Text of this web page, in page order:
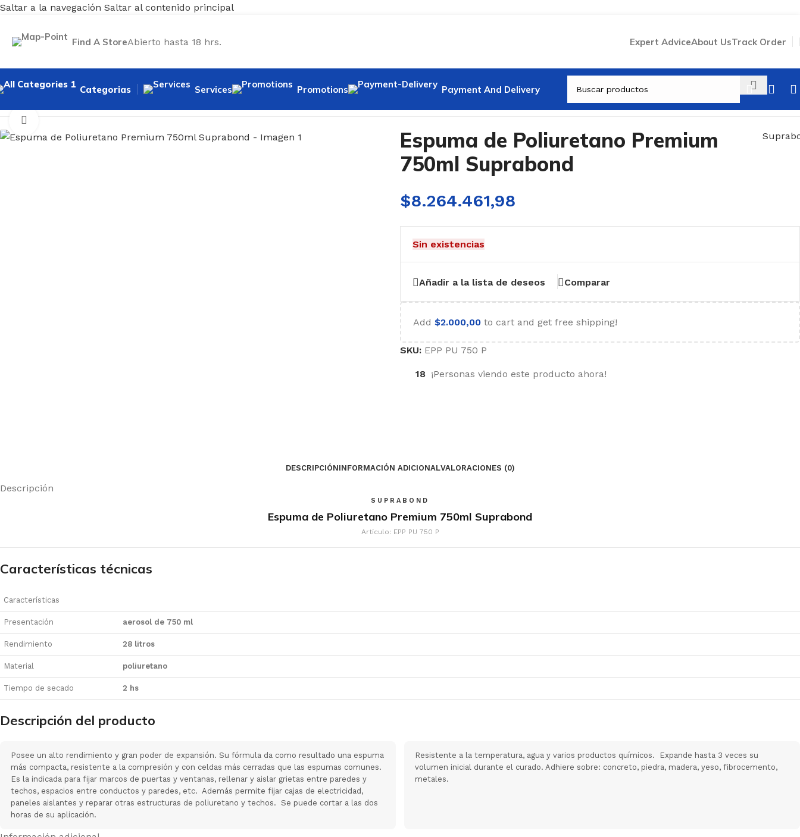
Saltar a la navegación Saltar al contenido principal
Find A StoreAbierto hasta 18 hrs. Expert AdviceAbout UsTrack Order
Categorias Services Promotions
Payment And Delivery
Volver a productos
Espuma de Poliuretano Premium
750ml Suprabond
$8.264.461,98
Sin existencias
Añadir a la lista de deseos Comparar
Add $2.000,00 to cart and get free shipping!
SKU: EPP PU 750 P
18 ¡Personas viendo este producto ahora!
DESCRIPCIÓNINFORMACIÓN ADICIONALVALORACIONES (0)
Descripción
SUPRABOND
Espuma de Poliuretano Premium 750ml Suprabond
Artículo: EPP PU 750 P
Características técnicas
Características
Presentación aerosol de 750 ml
Rendimiento 28 litros
Material poliuretano
Tiempo de secado 2 hs
Descripción del producto
Posee un alto rendimiento y gran poder de expansión. Su fórmula da como resultado una espuma
más compacta, resistente a la compresión y con celdas más cerradas que las espumas comunes.
Es la indicada para fijar marcos de puertas y ventanas, rellenar y aislar grietas entre paredes y
techos, espacios entre conductos y paredes, etc. Además permite fijar cajas de electricidad,
paneles aislantes y reparar otras estructuras de poliuretano y techos. Se puede cortar a las dos
horas de su aplicación.
Resistente a la temperatura, agua y varios productos químicos. Expande hasta 3 veces su
volumen inicial durante el curado. Adhiere sobre: concreto, piedra, madera, yeso, fibrocemento,
metales.